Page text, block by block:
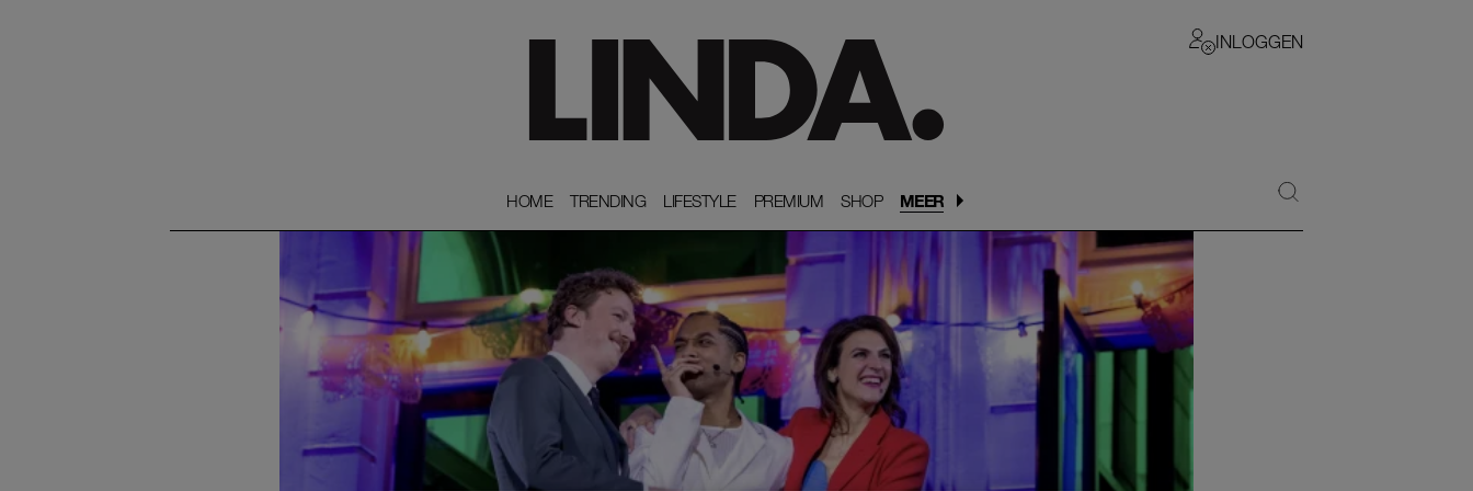
INLOGGEN
HOME
HOME TRENDING
TRENDING LIFESTYLE
LIFESTYLE PREMIUM
PREMIUM SHOP
SHOP MEER